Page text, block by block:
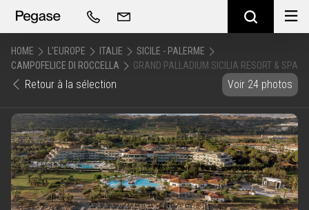
HOME L'EUROPE ITALIE
SICILE - PALERME
CAMPOFELICE DI ROCCELLA
GRAND PALLADIUM SICILIA RESORT & SPA
Retour à la sélection Voir 24 photos